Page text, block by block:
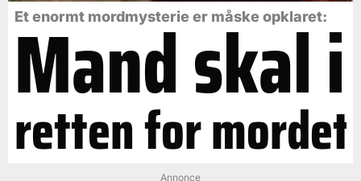
Et enormt mordmysterie er måske opklaret:
Mand skal i
retten for mordet
Annonce